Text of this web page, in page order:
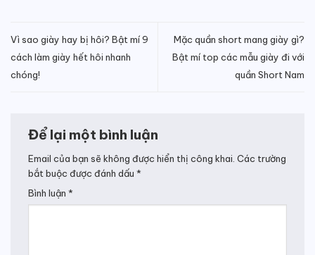
Vì sao giày hay bị hôi? Bật mí 9
cách làm giày hết hôi nhanh
chóng!
Mặc quần short mang giày gì?
Bật mí top các mẫu giày đi với
quần Short Nam
Để lại một bình luận
Email của bạn sẽ không được hiển thị công khai. Các trường
bắt buộc được đánh dấu *
Bình luận *